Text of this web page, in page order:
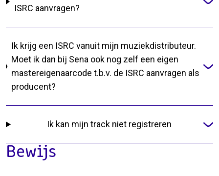
ISRC aanvragen?
Ik krijg een ISRC vanuit mijn muziekdistributeur.
Moet ik dan bij Sena ook nog zelf een eigen
mastereigenaarcode t.b.v. de ISRC aanvragen als
producent?
Ik kan mijn track niet registreren
Bewijs